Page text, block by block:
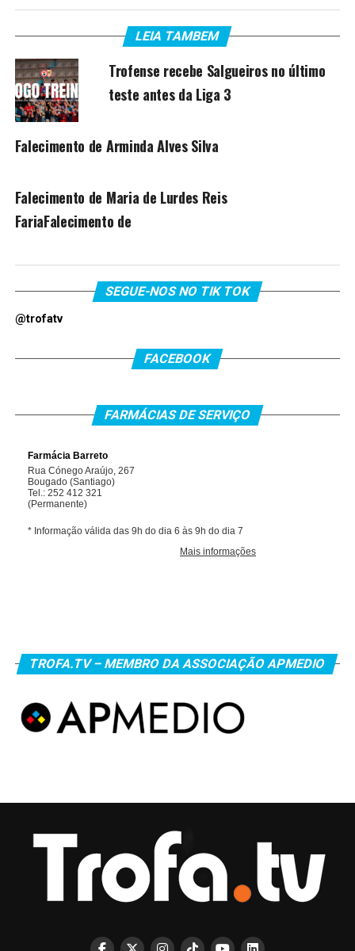
LEIA TAMBEM
Trofense recebe Salgueiros no último
teste antes da Liga 3
Falecimento de Arminda Alves Silva
Falecimento de Maria de Lurdes Reis
FariaFalecimento de
SEGUE-NOS NO TIK TOK
@trofatv
FACEBOOK
FARMÁCIAS DE SERVIÇO
TROFA.TV – MEMBRO DA ASSOCIAÇÃO APMEDIO